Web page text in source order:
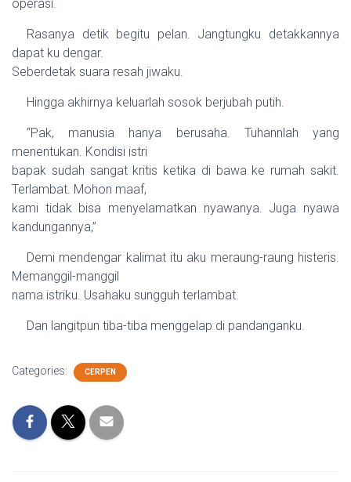
operasi.
Rasanya detik begitu pelan. Jangtungku detakkannya
dapat ku dengar.
Seberdetak suara resah jiwaku.
Hingga akhirnya keluarlah sosok berjubah putih.
“Pak, manusia hanya berusaha. Tuhannlah yang
menentukan. Kondisi istri
bapak sudah sangat kritis ketika di bawa ke rumah sakit.
Terlambat. Mohon maaf,
kami tidak bisa menyelamatkan nyawanya. Juga nyawa
kandungannya,”
Demi mendengar kalimat itu aku meraung-raung histeris.
Memanggil-manggil
nama istriku. Usahaku sungguh terlambat.
Dan langitpun tiba-tiba menggelap di pandanganku.
Categories: CERPEN